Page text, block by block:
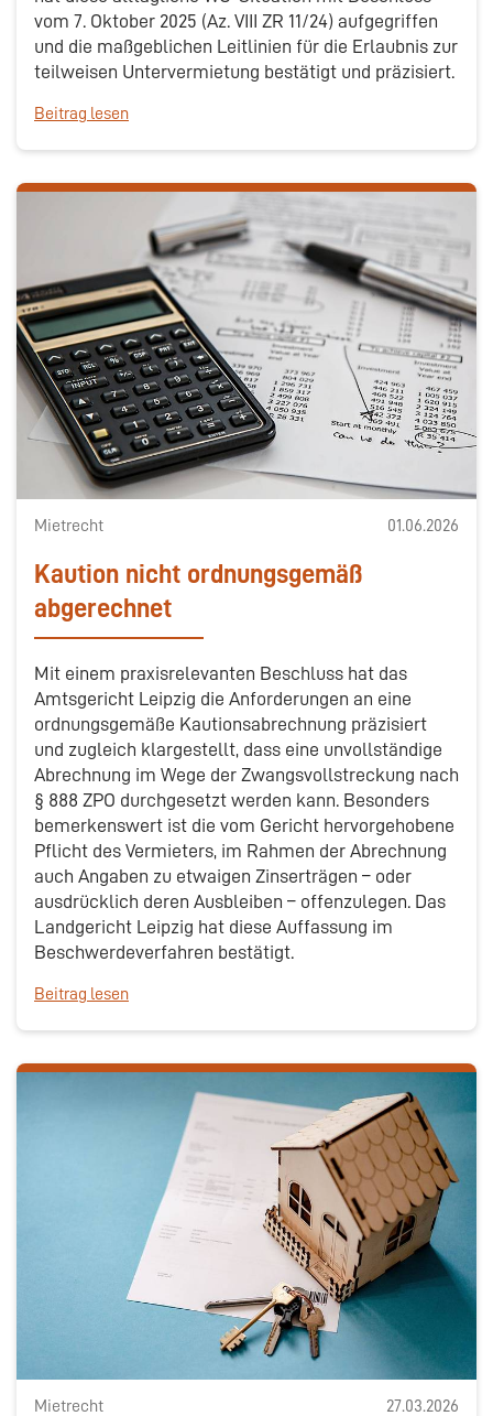
vom 7. Oktober 2025 (Az. VIII ZR 11/24) aufgegriffen
und die maßgeblichen Leitlinien für die Erlaubnis zur
teilweisen Untervermietung bestätigt und präzisiert.
Beitrag lesen
Mietrecht 01.06.2026
Kaution nicht ordnungsgemäß
abgerechnet
Mit einem praxisrelevanten Beschluss hat das
Amtsgericht Leipzig die Anforderungen an eine
ordnungsgemäße Kautionsabrechnung präzisiert
und zugleich klargestellt, dass eine unvollständige
Abrechnung im Wege der Zwangsvollstreckung nach
§ 888 ZPO durchgesetzt werden kann. Besonders
bemerkenswert ist die vom Gericht hervorgehobene
Pflicht des Vermieters, im Rahmen der Abrechnung
auch Angaben zu etwaigen Zinserträgen – oder
ausdrücklich deren Ausbleiben – offenzulegen. Das
Landgericht Leipzig hat diese Auffassung im
Beschwerdeverfahren bestätigt.
Beitrag lesen
Mietrecht 27.03.2026